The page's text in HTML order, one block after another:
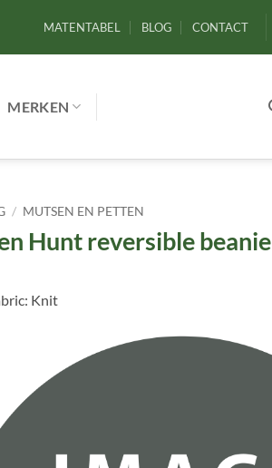
MATENTABEL BLOG CONTACT
MERKEN
/ MUTSEN EN PETTEN
Hunt reversible beanie
Knit